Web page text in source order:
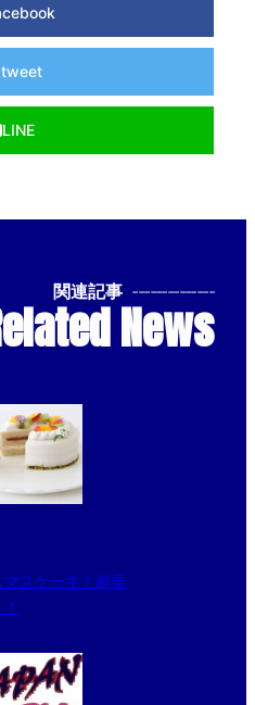
tweet
LINE
関連記事 --------------
News
スケーキ！超早